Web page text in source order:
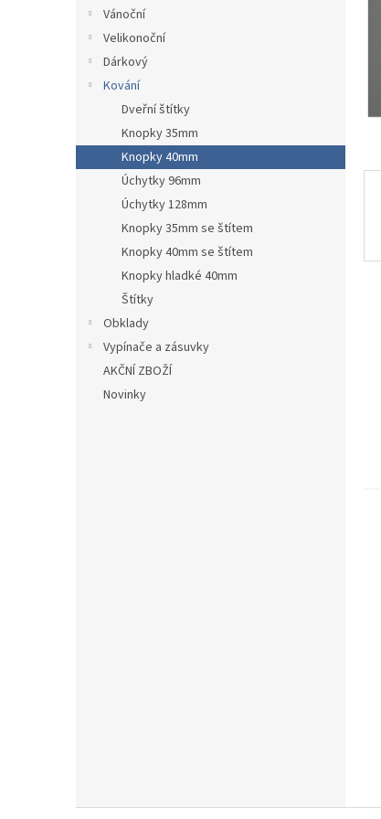
Vánoční
Velikonoční
Dárkový
Kování
Dveřní štítky
Knopky 35mm
Knopky 40mm
Úchytky 96mm
Úchytky 128mm
Knopky 35mm se štítem
Knopky 40mm se štítem
Knopky hladké 40mm
Štítky
Obklady
Vypínače a zásuvky
AKČNÍ ZBOŽÍ
Novinky